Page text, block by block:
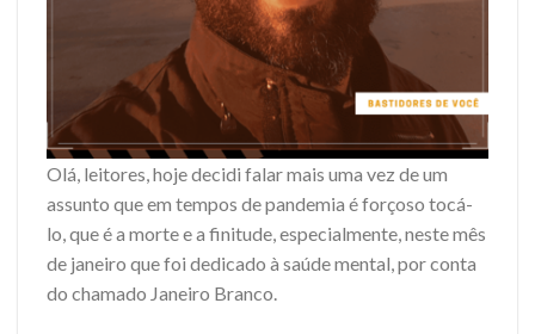
Olá, leitores, hoje decidi falar mais uma vez de um
assunto que em tempos de pandemia é forçoso tocá-
lo, que é a morte e a finitude, especialmente, neste mês
de janeiro que foi dedicado à saúde mental, por conta
do chamado Janeiro Branco.